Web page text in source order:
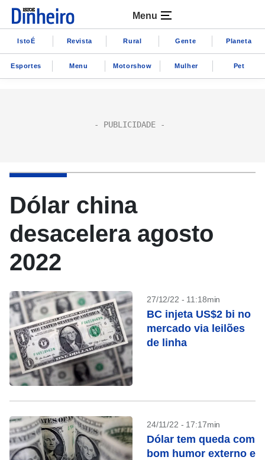
Menu
IstoÉ Revista Rural Gente Planeta
Esportes Menu Motorshow Mulher Pet
Dólar china
desacelera agosto
2022
27/12/22 - 11:18min
BC injeta US$2 bi no
mercado via leilões
de linha
24/11/22 - 17:17min
Dólar tem queda com
bom humor externo e